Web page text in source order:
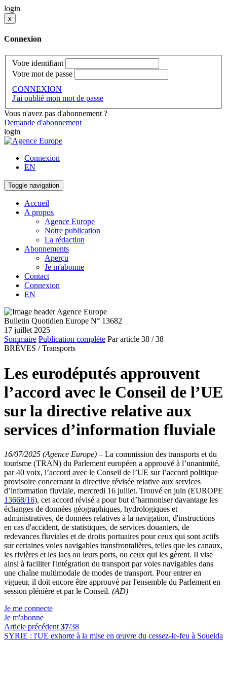
login
x
Connexion
Votre identifiant
Votre mot de passe
CONNEXION
J'ai oublié mon mot de passe
Vous n'avez pas d'abonnement ?
Demande d'abonnement
login
Connexion
EN
Toggle navigation
Accueil
A propos
Agence Europe
Notre publication
La rédaction
Abonnements
Aperçu
Je m'abonne
Contact
Connexion
EN
Bulletin Quotidien Europe N° 13682
17 juillet 2025
Sommaire Publication complète Par article 38 / 38
BRÈVES / Transports
Les eurodéputés approuvent
l’accord avec le Conseil de l’UE
sur la directive relative aux
services d’information fluviale
16/07/2025 (Agence Europe) – La commission des transports et du
tourisme (TRAN) du Parlement européen a approuvé à l’unanimité,
par 40 voix, l’accord avec le Conseil de l’UE sur l’accord politique
provisoire concernant la directive révisée relative aux services
d’information fluviale, mercredi 16 juillet. Trouvé en juin (EUROPE
13668/16), cet accord révisé a pour but d’harmoniser davantage les
échanges de données géographiques, hydrologiques et
administratives, de données relatives à la navigation, d'instructions
en cas d'accident, de statistiques, de services douaniers, de
redevances fluviales et de droits portuaires pour ceux qui sont actifs
sur certaines voies navigables transfrontalières, telles que les canaux,
les rivières et les lacs ou leurs ports, ou ceux qui les gèrent. Il vise
ainsi à faciliter l'intégration du transport par voies navigables dans
une chaîne multimodale de modes de transport. Pour entrer en
vigueur, il doit encore être approuvé par l'ensemble du Parlement en
session plénière et par le Conseil. (AD)
Je me connecte
Je m'abonne
Article précédent 37/38
SYRIE : l'UE exhorte à la mise en œuvre du cessez-le-feu à Soueida